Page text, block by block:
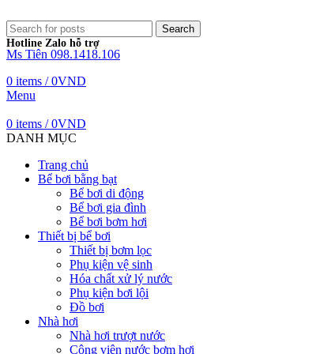
Search
Hotline Zalo hỗ trợ
Ms Tiên 098.1418.106
0 items / 0VND
Menu
0 items / 0VND
DANH MỤC
Trang chủ
Bể bơi bằng bạt
Bể bơi di động
Bể bơi gia đình
Bể bơi bơm hơi
Thiết bị bể bơi
Thiết bị bơm lọc
Phụ kiện vệ sinh
Hóa chất xử lý nước
Phụ kiện bơi lội
Đồ bơi
Nhà hơi
Nhà hơi trượt nước
Công viên nước bơm hơi